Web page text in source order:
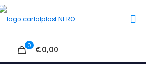
0 €0,00